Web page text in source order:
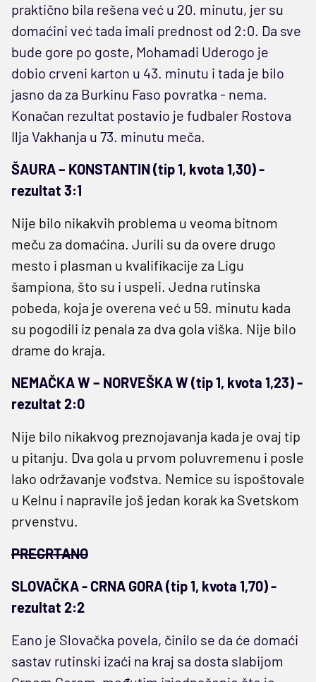
praktično bila rešena već u 20. minutu, jer su
domaćini već tada imali prednost od 2:0. Da sve
bude gore po goste, Mohamadi Uderogo je
dobio crveni karton u 43. minutu i tada je bilo
jasno da za Burkinu Faso povratka - nema.
Konačan rezultat postavio je fudbaler Rostova
Ilja Vakhanja u 73. minutu meča.
ŠAURA – KONSTANTIN (tip 1, kvota 1,30) -
rezultat 3:1
Nije bilo nikakvih problema u veoma bitnom
meču za domaćina. Jurili su da overe drugo
mesto i plasman u kvalifikacije za Ligu
šampiona, što su i uspeli. Jedna rutinska
pobeda, koja je overena već u 59. minutu kada
su pogodili iz penala za dva gola viška. Nije bilo
drame do kraja.
NEMAČKA W – NORVEŠKA W (tip 1, kvota 1,23) -
rezultat 2:0
Nije bilo nikakvog preznojavanja kada je ovaj tip
u pitanju. Dva gola u prvom poluvremenu i posle
lako održavanje vođstva. Nemice su ispoštovale
u Kelnu i napravile još jedan korak ka Svetskom
prvenstvu.
PRECRTANO
SLOVAČKA - CRNA GORA (tip 1, kvota 1,70) -
rezultat 2:2
Eano je Slovačka povela, činilo se da će domaći
sastav rutinski izaći na kraj sa dosta slabijom